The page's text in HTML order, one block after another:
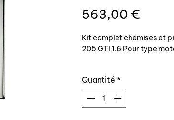
563,00 €
Kit complet chemises et
205 GTI 1.6 Pour type
Le kit comprend :
Quantité *